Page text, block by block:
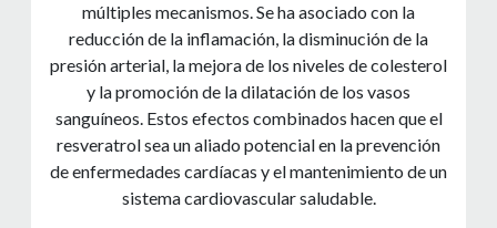
múltiples mecanismos. Se ha asociado con la
reducción de la inflamación, la disminución de la
presión arterial, la mejora de los niveles de colesterol
y la promoción de la dilatación de los vasos
sanguíneos. Estos efectos combinados hacen que el
resveratrol sea un aliado potencial en la prevención
de enfermedades cardíacas y el mantenimiento de un
sistema cardiovascular saludable.